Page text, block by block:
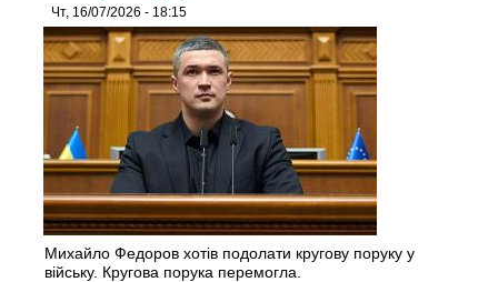
Чт, 16/07/2026 - 18:15
Михайло Федоров хотів подолати кругову поруку у
війську. Кругова порука перемогла.